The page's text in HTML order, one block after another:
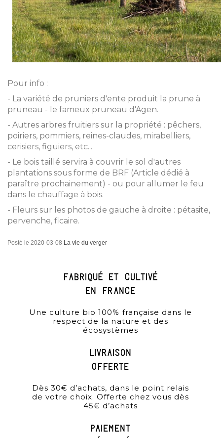
Pour info :
- La variété de pruniers d'ente produit la prune à
pruneau - le fameux pruneau d'Agen.
- Autres arbres fruitiers sur la propriété : pêchers,
poiriers, pommiers, reines-claudes, mirabelliers,
cerisiers, figuiers, etc...
- Le bois taillé servira à couvrir le sol d'autres
plantations sous forme de BRF (Article dédié à
paraître prochainement) - ou pour allumer le feu
dans le chauffage à bois.
- Fleurs sur les photos de gauche à droite : pétasite,
pervenche, ficaire.
Posté le 2020-03-08 La vie du verger
Fabriqué et cultivé
en france
Une culture bio 100% française dans le
respect de la nature et des
écosystèmes
Livraison
offerte
Dès 30€ d’achats, dans le point relais
de votre choix. Offerte chez vous dès
45€ d’achats
paiement